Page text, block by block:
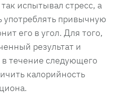
испытывал стресс, а
употреблять привычную
его в угол. Для того,
результат и
в течение следующего
калорийность